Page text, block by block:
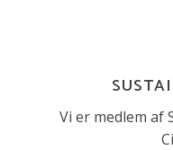
Vi er medlem af